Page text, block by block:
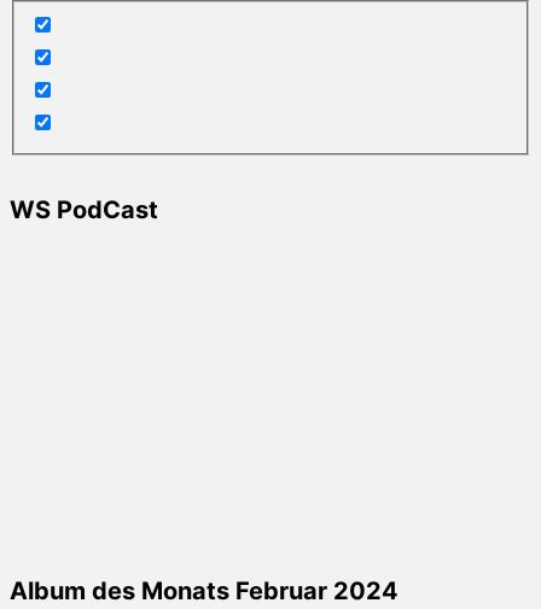
WS PodCast
Album des Monats Februar 2024